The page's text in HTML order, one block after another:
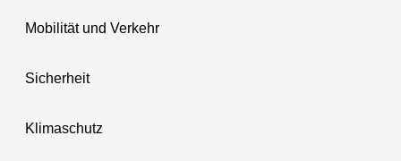
Mobilität und Verkehr
Sicherheit
Klimaschutz